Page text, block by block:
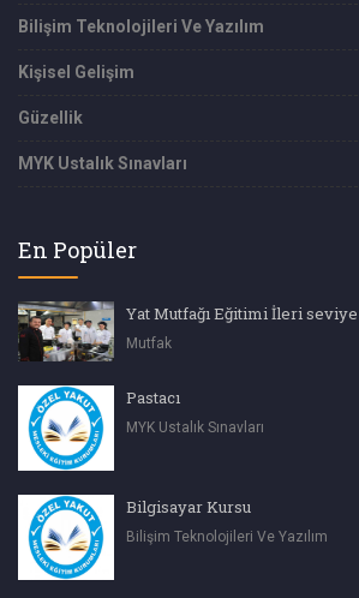
Bilişim Teknolojileri Ve Yazılım
Kişisel Gelişim
Güzellik
MYK Ustalık Sınavları
En Popüler
Yat Mutfağı Eğitimi İleri seviye
Mutfak
Pastacı
MYK Ustalık Sınavları
Bilgisayar Kursu
Bilişim Teknolojileri Ve Yazılım